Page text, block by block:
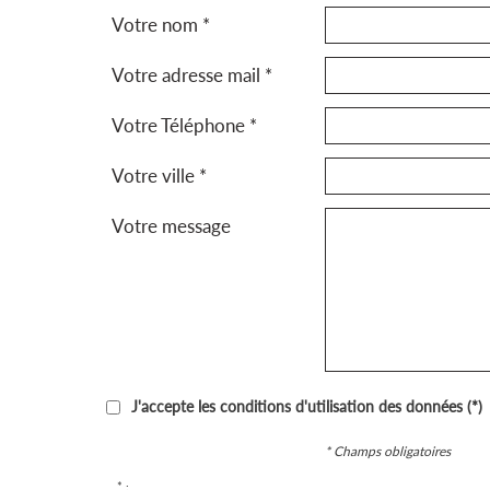
Votre nom *
Votre adresse mail *
Votre Téléphone *
Votre ville *
Votre message
J'accepte les conditions d'utilisation des données (*)
* Champs obligatoires
* :